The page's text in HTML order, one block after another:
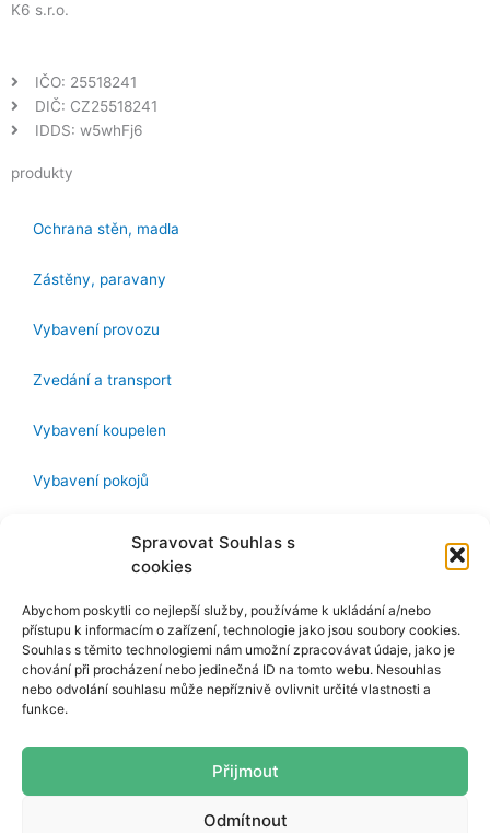
Spravovat Souhlas s
cookies
Abychom poskytli co nejlepší služby, používáme k ukládání a/nebo
přístupu k informacím o zařízení, technologie jako jsou soubory cookies.
Souhlas s těmito technologiemi nám umožní zpracovávat údaje, jako je
chování při procházení nebo jedinečná ID na tomto webu. Nesouhlas
nebo odvolání souhlasu může nepříznivě ovlivnit určité vlastnosti a
funkce.
Přijmout
Odmítnout
K6 s.r.o.
IČO: 25518241
DIČ: CZ25518241
IDDS: w5whFj6
produkty
Ochrana stěn, madla
Zástěny, paravany
Vybavení provozu
Zvedání a transport
Vybavení koupelen
Vybavení pokojů
Email
Message
Odesláním souhlasím se zpracováním osobních údajů.
Odeslat